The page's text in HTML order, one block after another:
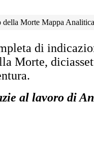
Morte Mappa
di
Morte,
al lavoro di